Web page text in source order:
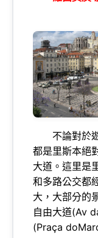
不論對於遊
都是里斯本絕
大道。這里是
和多路公交都
大，大部分的
自由大道(Av
(Praça